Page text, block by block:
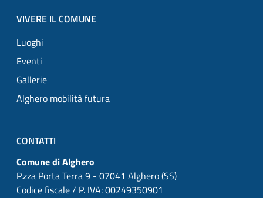
VIVERE IL COMUNE
Luoghi
Eventi
Gallerie
Alghero mobilità futura
CONTATTI
Comune di Alghero
P.zza Porta Terra 9 - 07041 Alghero (SS)
Codice fiscale / P. IVA: 00249350901